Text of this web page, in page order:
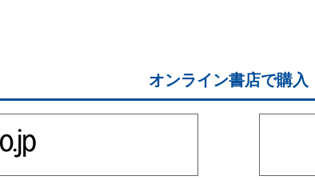
オンライン書店で購入